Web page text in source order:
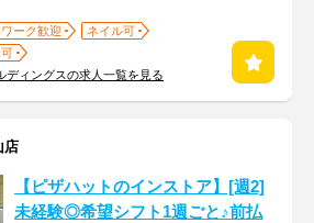
ーク歓迎
ネイル可
ディングスの求人一覧を見る
店
【ピザハットのインストア】[週2]
未経験◎希望シフト1週ごと♪前払